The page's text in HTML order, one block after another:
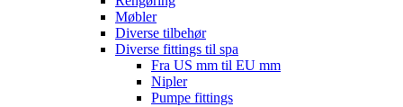
Møbler
Diverse tilbehør
Diverse fittings til spa
Fra US mm til EU mm
Nipler
Pumpe fittings